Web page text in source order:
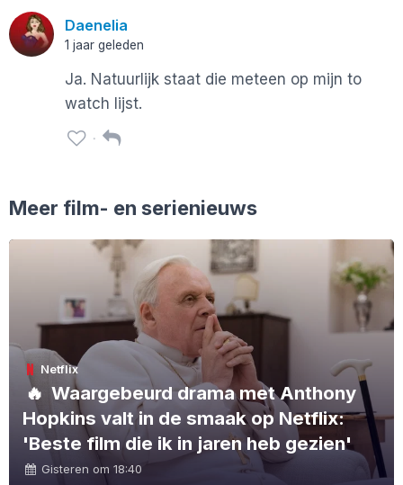
Daenelia
1 jaar geleden
Ja. Natuurlijk staat die meteen op mijn to
watch lijst.
Meer film- en serienieuws
Netflix
🔥 Waargebeurd drama met Anthony
Hopkins valt in de smaak op Netflix:
'Beste film die ik in jaren heb gezien'
Gisteren om 18:40